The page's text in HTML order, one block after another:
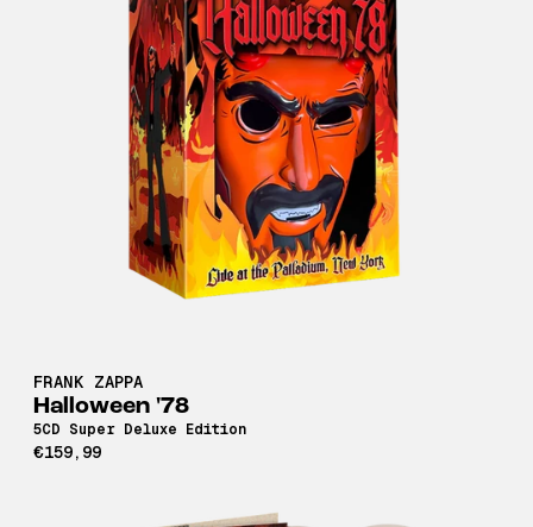
FRANK ZAPPA
Halloween '78
5CD Super Deluxe Edition
€159,99